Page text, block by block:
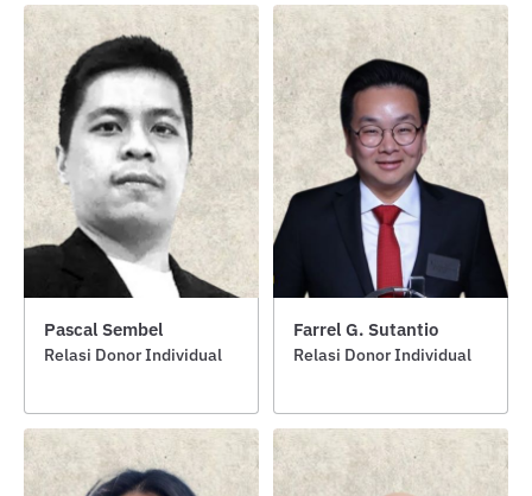
Pascal Sembel
Relasi Donor Individual
Farrel G. Sutantio
Relasi Donor Individual